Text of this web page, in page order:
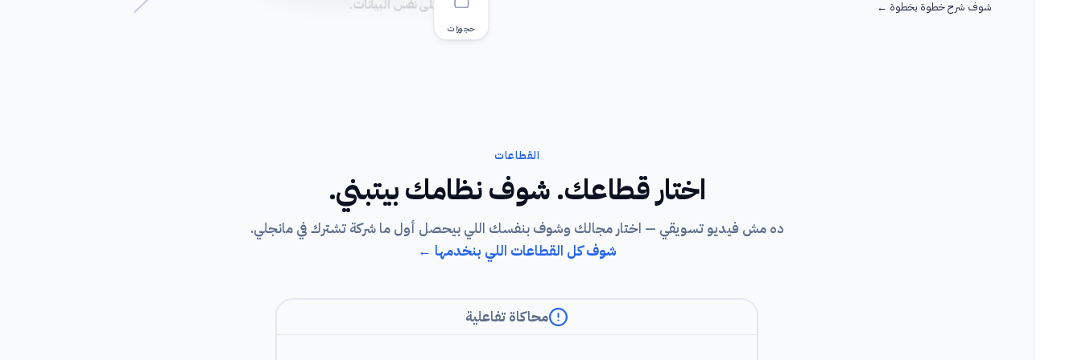
شوف شرح خطوة بخطوة ←
حجوزات
كلهم على نفس البيانات.
القطاعات
اختار قطاعك. شوف نظامك بيتبني.
ده مش فيديو تسويقي — اختار مجالك وشوف بنفسك اللي بيحصل أول ما شركة تشترك في مانجلي.
شوف كل القطاعات اللي بنخدمها ←
محاكاة تفاعلية